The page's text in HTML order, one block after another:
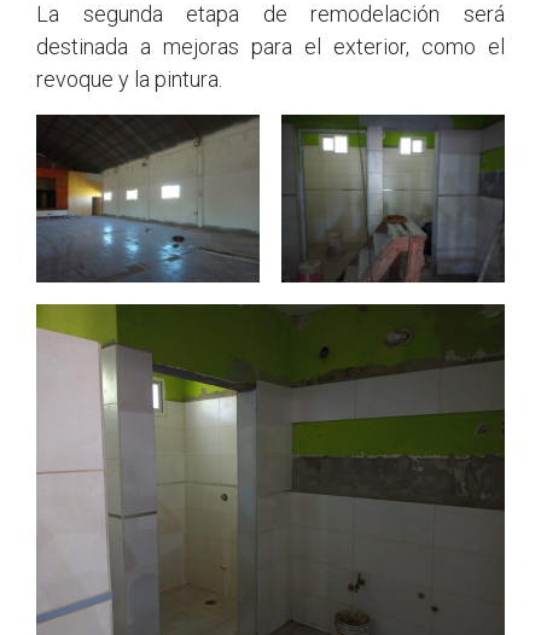
La segunda etapa de remodelación será
destinada a mejoras para el exterior, como el
revoque y la pintura.